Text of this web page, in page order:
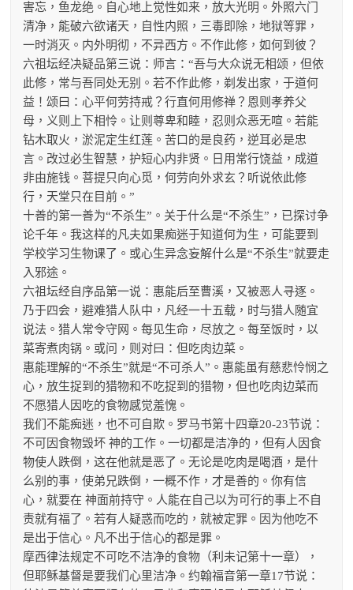
害忘，鱼龙绝。自心地上觉性如来，放大光明。外照六门
清净，能破六欲诸天，自性内照，三毒即除，地狱等罪，
一时消灭。内外明彻，不异西方。不作此修，如何到彼？
六祖坛经决疑品第三说：师言：“吾与大众说无相颂，但依
此修，常与吾同处无别。若不作此修，剃发出家，于道何
益！颂曰：心平何劳持戒？行直何用修禅？恩则孝养父
母，义则上下相怜。让则尊卑和睦，忍则众恶无喧。若能
钻木取火，淤泥定生红莲。苦口的是良药，逆耳必是忠
言。改过必生智慧，护短心内非贤。日用常行饶益，成道
非由施钱。菩提只向心觅，何劳向外求玄？听说依此修
行，天堂只在目前。”
十善的第一善为“不杀生”。关于什么是“不杀生”，已探讨争
论千年。我这样的凡夫如果痴迷于知道何为生，可能要到
学校学习生物课了。或心生异念妄解什么是“不杀生”就要走
入邪途。
六祖坛经自序品第一说：惠能后至曹溪，又被恶人寻逐。
乃于四会，避难猎人队中，凡经一十五载，时与猎人随宜
说法。猎人常令守网。每见生命，尽放之。每至饭时，以
菜寄煮肉锅。或问，则对曰：但吃肉边菜。
惠能理解的“不杀生”就是“不可杀人”。惠能虽有慈悲怜悯之
心，放生捉到的猎物和不吃捉到的猎物，但也吃肉边菜而
不愿猎人因吃的食物感觉羞愧。
我们不能痴迷，也不可自欺。罗马书第十四章20-23节说：
不可因食物毁坏 神的工作。一切都是洁净的，但有人因食
物使人跌倒，这在他就是恶了。无论是吃肉是喝酒，是什
么别的事，使弟兄跌倒，一概不作，才是善的。你有信
心，就要在 神面前持守。人能在自己以为可行的事上不自
责就有福了。若有人疑惑而吃的，就被定罪。因为他吃不
是出于信心。凡不出于信心的都是罪。
摩西律法规定不可吃不洁净的食物（利未记第十一章），
但耶稣基督是要我们心里洁净。约翰福音第一章17节说：